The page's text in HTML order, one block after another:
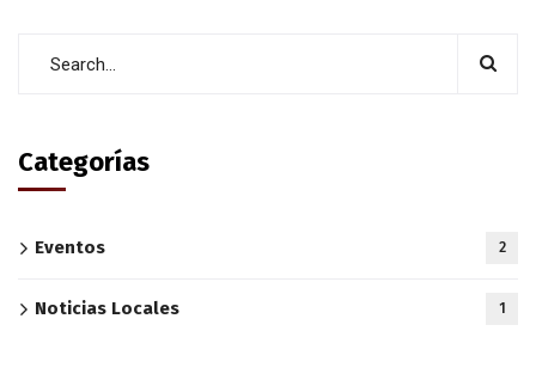
Categorías
Eventos 2
Noticias Locales 1